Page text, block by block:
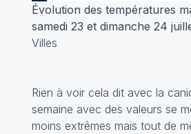
Évolution des températures
samedi 23 et dimanche 24
Villes
Rien à voir cela dit avec la
semaine avec des valeurs se
moins extrêmes mais tout de